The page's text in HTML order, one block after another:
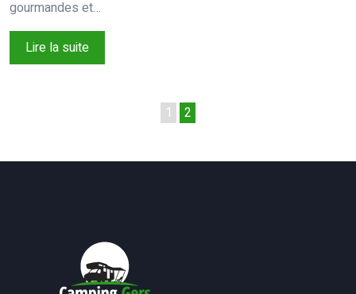
gourmandes et…
Lire la suite
1 2